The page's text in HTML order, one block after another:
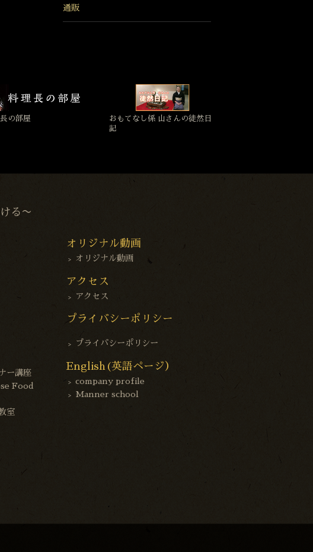
通販
の部屋
おもてなし係 山さんの徒然日
記
る〜
ー講座
Food
室
オリジナル動画
オリジナル動画
アクセス
アクセス
プライバシーポリシー
プライバシーポリシー
English(英語ページ）
company profile
Manner school